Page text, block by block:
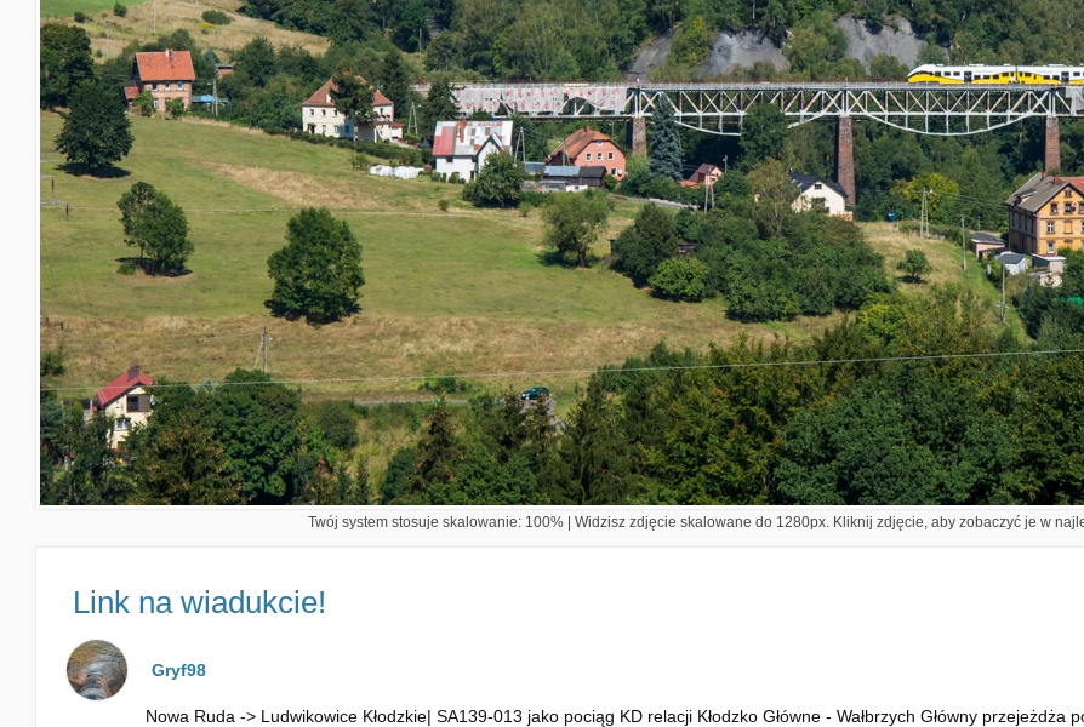
Twój system stosuje skalowanie: 100% | Widzisz zdjęcie skalowane do 1280px. Kliknij zdjęcie, aby zobaczyć je w
Link na wiadukcie!
Gryf98
Nowa Ruda -> Ludwikowice Kłodzkie| SA139-013 jako pociąg KD relacji Kłodzko Główne - Wałbrzych Główny